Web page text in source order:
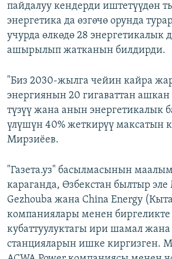
пайдалуу кендерди иштетүүдөн
энергетика да өзгөчө орунда
учурда өлкөдө 28 энергетикалык
ашырылып жатканын билдирди.
"Биз 2030-жылга чейин кайра
энергиянын 20 гигаваттан ашкан
түзүү жана анын энергетикалык
үлүшүн 40% жеткирүү максатын
Мирзиёев.
"Газета.уз" басылмасынын
караганда, Өзбекстан былтыр
Gezhouba жана China Energy
компаниялары менен биргеликте
кубаттуулуктагы ири шамал жана
станцияларын ишке киргизген.